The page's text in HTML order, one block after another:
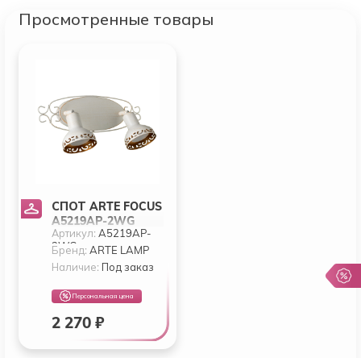
Просмотренные товары
СПОТ ARTE FOCUS
A5219AP-2WG
Артикул:A5219AP-
2WG
Бренд:ARTE LAMP
Наличие: Под заказ
Персональная цена
2 270 ₽